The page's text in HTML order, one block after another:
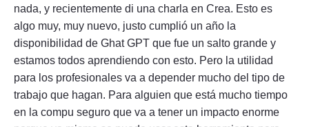
nada, y recientemente di una charla en Crea. Esto es
algo muy, muy nuevo, justo cumplió un año la
disponibilidad de Ghat GPT que fue un salto grande y
estamos todos aprendiendo con esto. Pero la utilidad
para los profesionales va a depender mucho del tipo de
trabajo que hagan. Para alguien que está mucho tiempo
en la compu seguro que va a tener un impacto enorme